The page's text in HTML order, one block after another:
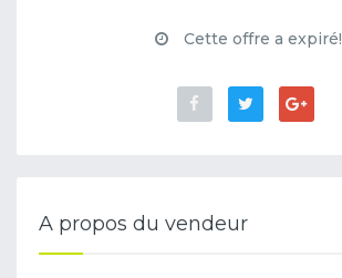
Cette offre a expiré!
A propos du vendeur